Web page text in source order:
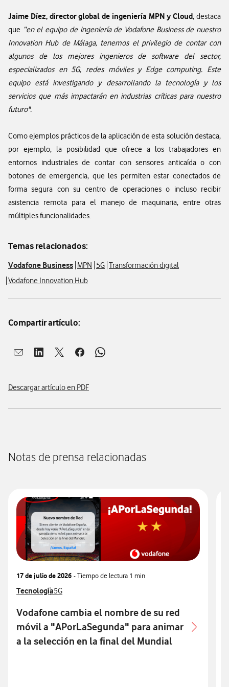
Jaime Díez, director global de ingeniería MPN y Cloud, destaca
que “en el equipo de ingeniería de Vodafone Business de nuestro
Innovation Hub de Málaga, tenemos el privilegio de contar con
algunos de los mejores ingenieros de software del sector,
especializados en 5G, redes móviles y Edge computing. Este
equipo está investigando y desarrollando la tecnología y los
servicios que más impactarán en industrias críticas para nuestro
futuro".
Como ejemplos prácticos de la aplicación de esta solución destaca,
por ejemplo, la posibilidad que ofrece a los trabajadores en
entornos industriales de contar con sensores anticaída o con
botones de emergencia, que les permiten estar conectados de
forma segura con su centro de operaciones o incluso recibir
asistencia remota para el manejo de maquinaria, entre otras
múltiples funcionalidades.
Temas relacionados:
Vodafone Business MPN 5G Transformación digital
Vodafone Innovation Hub
Compartir artículo:
Abrir ventana para compartir en mail
Abrir ventana para compartir en linkedin
Abrir ventana para compartir en twitter
Abrir ventana para compartir en facebook
Abrir ventana para compartir en
Descargar artículo en PDF
Notas de prensa relacionadas
17 de julio de 2026 - Tiempo de lectura 1 min
Ver más notas de prensa relacionados con
TecnologíaVer más notas de prensa relacionados con
5G
Vodafone cambia el nombre de su red
móvil a "APorLaSegunda" para animar
a la selección en la final del Mundial